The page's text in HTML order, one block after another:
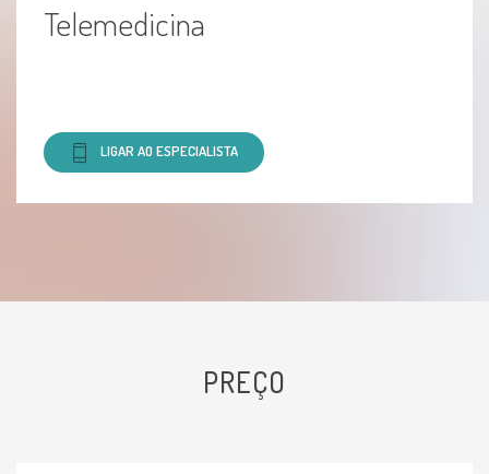
Febre dos fenos e a rinite alérgica perene
Câncer de laringe
Telemedicina
LIGAR AO ESPECIALISTA
PREÇO